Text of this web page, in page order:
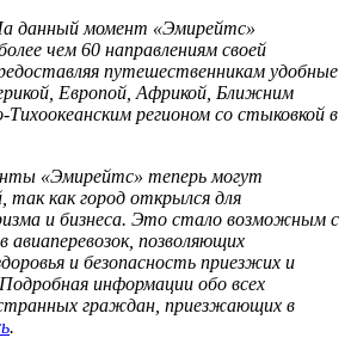
данный момент «Эмирейтс»
чем 60 направлениям своей
путешественникам удобные
Европой, Африкой, Ближним
регионом со стыковкой в
«Эмирейтс» теперь могут
так как город открылся для
и бизнеса. Это стало возможным с
авиаперевозок, позволяющих
и безопасность приезжих и
информации обо всех
граждан, приезжающих в
.